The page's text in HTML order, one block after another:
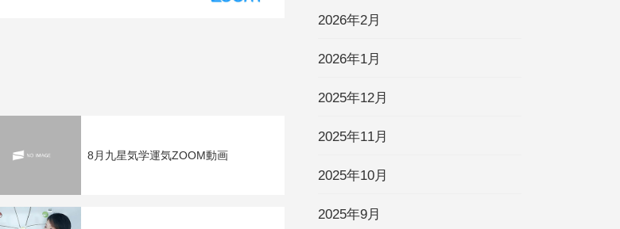
8月九星気学運気ZOOM動画
2026年2月
2026年1月
2025年12月
2025年11月
2025年10月
2025年9月